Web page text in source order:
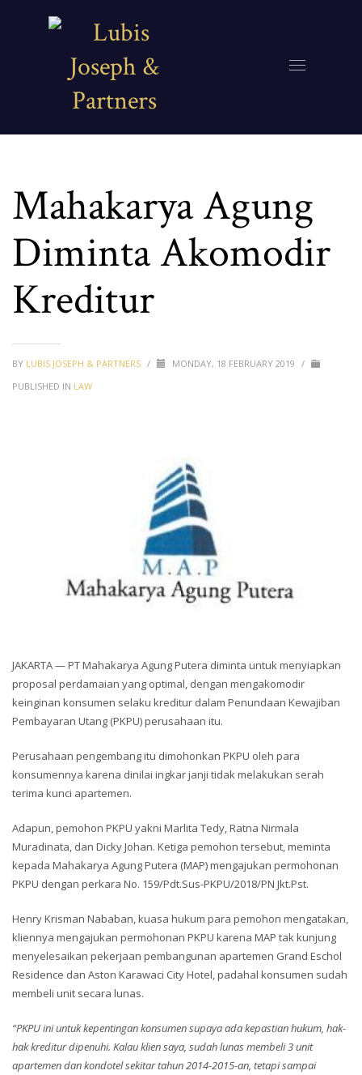
Mahakarya Agung
Diminta Akomodir
Kreditur
BY LUBIS JOSEPH & PARTNERS / MONDAY, 18 FEBRUARY 2019 /
PUBLISHED IN LAW
JAKARTA — PT Mahakarya Agung Putera diminta untuk menyiapkan
proposal perdamaian yang optimal, dengan mengakomodir
keinginan konsumen selaku kreditur dalam Penundaan Kewajiban
Pembayaran Utang (PKPU) perusahaan itu.
Perusahaan pengembang itu dimohonkan PKPU oleh para
konsumennya karena dinilai ingkar janji tidak melakukan serah
terima kunci apartemen.
Adapun, pemohon PKPU yakni Marlita Tedy, Ratna Nirmala
Muradinata, dan Dicky Johan. Ketiga pemohon tersebut, meminta
kepada Mahakarya Agung Putera (MAP) mengajukan permohonan
PKPU dengan perkara No. 159/Pdt.Sus-PKPU/2018/PN Jkt.Pst.
Henry Krisman Nababan, kuasa hukum para pemohon mengatakan,
kliennya mengajukan permohonan PKPU karena MAP tak kunjung
menyelesaikan pekerjaan pembangunan apartemen Grand Eschol
Residence dan Aston Karawaci City Hotel, padahal konsumen sudah
membeli unit secara lunas.
“PKPU ini untuk kepentingan konsumen supaya ada kepastian hukum, hak-
hak kreditur dipenuhi. Kalau klien saya, sudah lunas membeli 3 unit
apartemen dan kondotel sekitar tahun 2014-2015-an, tetapi sampai